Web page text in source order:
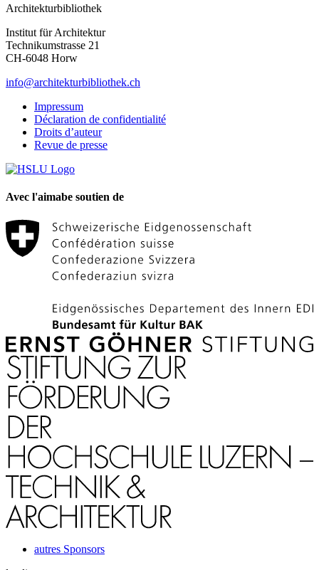
Architekturbibliothek
Institut für Architektur
Technikumstrasse 21
CH-6048 Horw
info@architekturbibliothek.ch
Impressum
Déclaration de confidentialité
Droits d’auteur
Revue de presse
Avec l'aimabe soutien de
autres Sponsors